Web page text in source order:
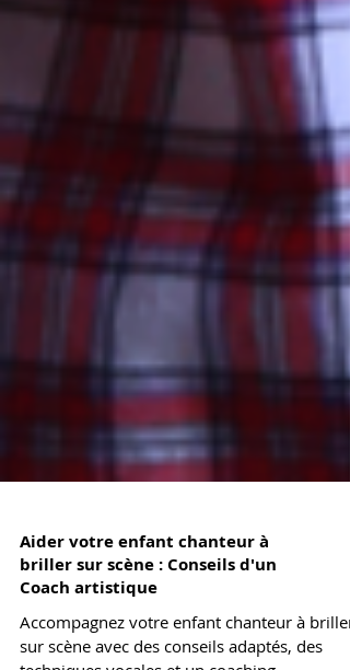
Aider votre enfant chanteur à
briller sur scène : Conseils d'un
Coach artistique